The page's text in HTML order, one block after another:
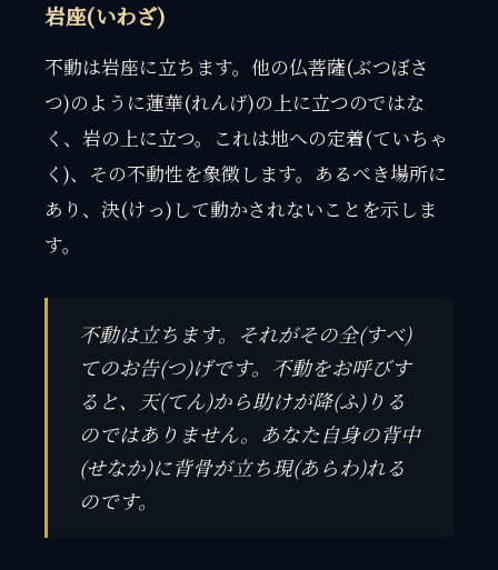
岩座(いわざ)
不動は岩座に立ちます。他の仏菩薩(ぶつぼさ
つ)のように蓮華(れんげ)の上に立つのではな
く、岩の上に立つ。これは地への定着(ていちゃ
く)、その不動性を象徴します。あるべき場所に
あり、決(けっ)して動かされないことを示しま
す。
不動は立ちます。それがその全(すべ)
てのお告(つ)げです。不動をお呼びす
ると、天(てん)から助けが降(ふ)りる
のではありません。あなた自身の背中
(せなか)に背骨が立ち現(あらわ)れる
のです。